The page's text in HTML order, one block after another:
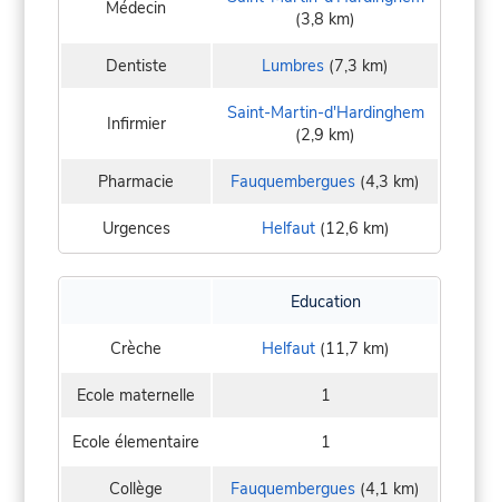
Médecin
(3,8 km)
Dentiste Lumbres (7,3 km)
Infirmier
Saint-Martin-d'Hardinghem
(2,9 km)
Pharmacie Fauquembergues (4,3 km)
Urgences Helfaut(12,6 km)
Education
Crèche Helfaut(11,7 km)
Ecole maternelle 1
Ecole élementaire 1
Collège Fauquembergues (4,1 km)